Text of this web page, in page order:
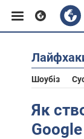
Європа
США
Шоубіз
Як
Google